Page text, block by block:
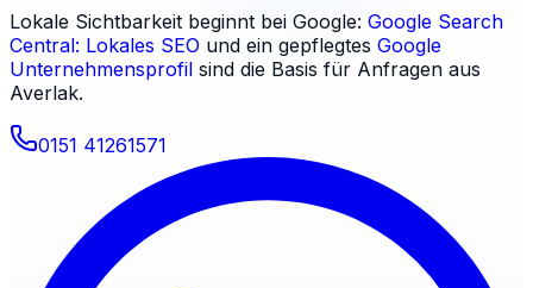
Lokale Sichtbarkeit beginnt bei Google: Google Search
Central: Lokales SEO und ein gepflegtes Google
Unternehmensprofil sind die Basis für Anfragen aus
Averlak.
0151 41261571